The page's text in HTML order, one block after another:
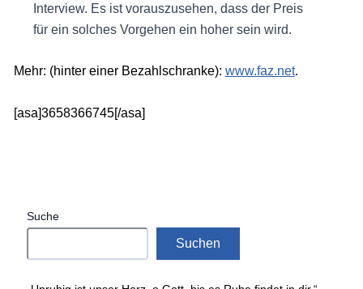
Interview. Es ist vorauszusehen, dass der Preis
für ein solches Vorgehen ein hoher sein wird.
Mehr: (hinter einer Bezahlschranke): www.faz.net.
[asa]3658366745[/asa]
Suche
Suchen